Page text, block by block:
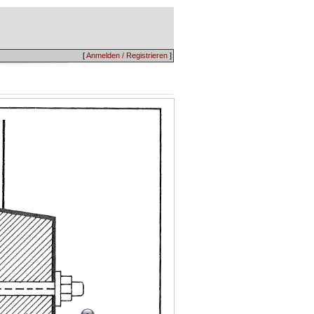
[Anmelden / Registrieren ]